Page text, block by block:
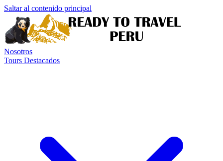
Saltar al contenido principal
Nosotros
Tours Destacados